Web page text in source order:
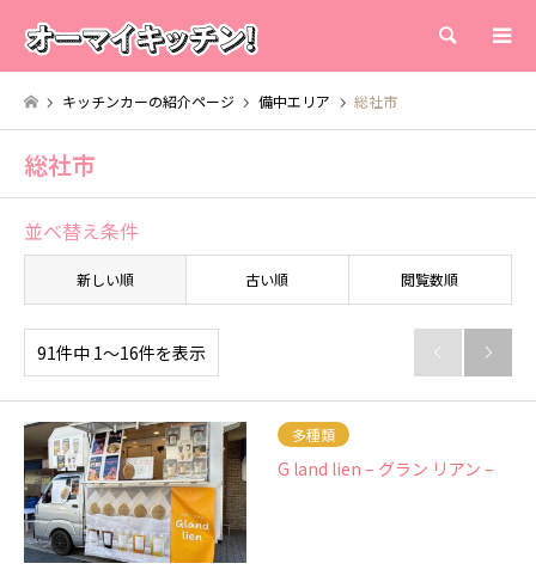
検索
キッチンカーの紹介ページ 備中エリア 総社市
総社市
並べ替え条件
新しい順 古い順 閲覧数順
91件中 1〜16件を表示  
多種類
G land lien – グラン リアン –